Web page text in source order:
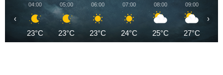
04:00
23°C
05:00
23°C
06:00
23°C
07:00
24°C
08:00
25°C
09:00
27°C
‹ ›